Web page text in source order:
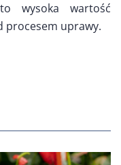
wysoka wartość
procesem uprawy.